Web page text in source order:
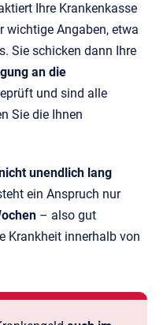
Ihre Krankenkasse
wichtige Angaben, etwa
Sie schicken dann Ihre
an die
und sind alle
Sie die Ihnen
unendlich lang
ein Anspruch nur
– also gut
Krankheit innerhalb von